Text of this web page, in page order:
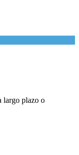
largo plazo o